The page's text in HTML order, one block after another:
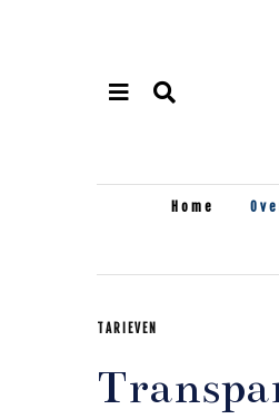
Home
TARIEVEN